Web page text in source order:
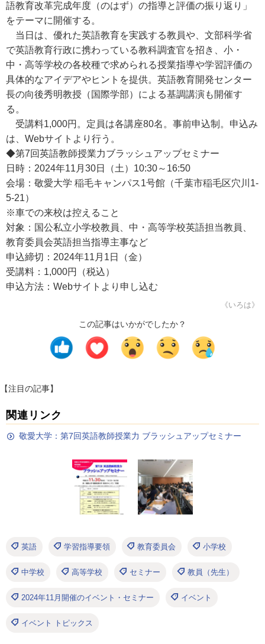
語教育改革完成年度（のはず）の指導と評価の振り返り」
をテーマに開催する。
当日は、優れた英語教育を実践する教員や、文部科学省
で英語教育行政に携わっている教科調査官を招き、小・
中・高等学校の各校種で求められる授業指導や学習評価の
具体的なアイデアやヒントを提供。英語教育開発センター
長の向後秀明教授（国際学部）による基調講演も開催す
る。
受講料1,000円。定員は各講座80名。事前申込制。申込み
は、Webサイトより行う。
◆第7回英語教師授業力ブラッシュアップセミナー
日時：2024年11月30日（土）10:30～16:50
会場：敬愛大学 稲毛キャンパス1号館（千葉市稲毛区穴川1-
5-21）
※車での来校は控えること
対象：国公私立小学校教員、中・高等学校英語担当教員、
教育委員会英語担当指導主事など
申込締切：2024年11月1日（金）
受講料：1,000円（税込）
申込方法：Webサイトより申し込む
《いろは》
この記事はいかがでしたか？
【注目の記事】
関連リンク
敬愛大学：第7回英語教師授業力 ブラッシュアップセミナー
英語 学習指導要領 教育委員会 小学校
中学校 高等学校 セミナー 教員（先生）
2024年11月開催のイベント・セミナー イベント
イベント トピックス